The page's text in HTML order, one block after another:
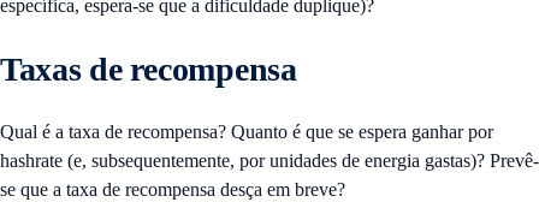
específica, espera-se que a dificuldade duplique)?
Taxas de recompensa
Qual é a taxa de recompensa? Quanto é que se espera ganhar por
hashrate (e, subsequentemente, por unidades de energia gastas)? Prevê-
se que a taxa de recompensa desça em breve?